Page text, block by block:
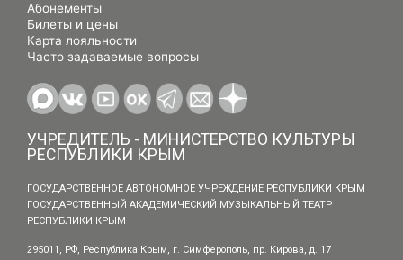
Абонементы
Билеты и цены
Карта лояльности
Часто задаваемые вопросы
УЧРЕДИТЕЛЬ - МИНИСТЕРСТВО КУЛЬТУРЫ
РЕСПУБЛИКИ КРЫМ
ГОСУДАРСТВЕННОЕ АВТОНОМНОЕ УЧРЕЖДЕНИЕ РЕСПУБЛИКИ КРЫМ
ГОСУДАРСТВЕННЫЙ АКАДЕМИЧЕСКИЙ МУЗЫКАЛЬНЫЙ ТЕАТР
РЕСПУБЛИКИ КРЫМ
295011, РФ, Республика Крым, г. Симферополь, пр. Кирова, д. 17